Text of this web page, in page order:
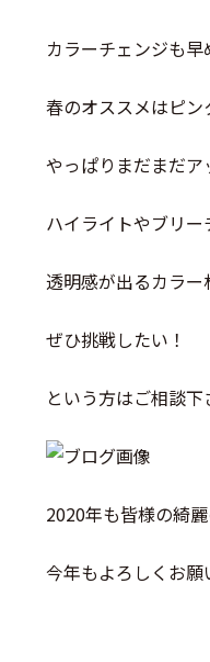
カラーチェンジも早
春のオススメはピ
やっぱりまだまだ
ハイライトやブリー
透明感が出るカラ
ぜひ挑戦したい！
という方はご相談
2020年も皆様の綺
今年もよろしくお願